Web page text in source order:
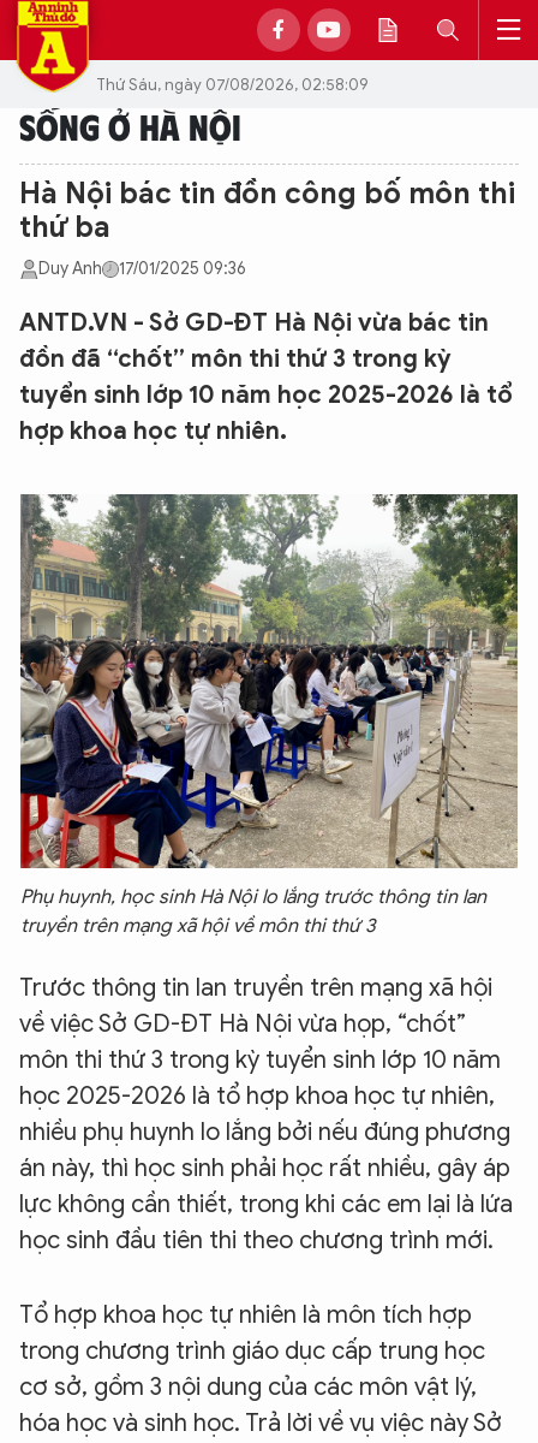
Thứ Sáu, ngày 07/08/2026, 02:58:09
SỐNG Ở HÀ NỘI
Hà Nội bác tin đồn công bố môn thi
thứ ba
Duy Anh 17/01/2025 09:36
ANTD.VN - Sở GD-ĐT Hà Nội vừa bác tin
đồn đã “chốt” môn thi thứ 3 trong kỳ
tuyển sinh lớp 10 năm học 2025-2026 là tổ
hợp khoa học tự nhiên.
Phụ huynh, học sinh Hà Nội lo lắng trước thông tin lan
truyền trên mạng xã hội về môn thi thứ 3
Trước thông tin lan truyền trên mạng xã hội
về việc Sở GD-ĐT Hà Nội vừa họp, “chốt”
môn thi thứ 3 trong kỳ tuyển sinh lớp 10 năm
học 2025-2026 là tổ hợp khoa học tự nhiên,
nhiều phụ huynh lo lắng bởi nếu đúng phương
án này, thì học sinh phải học rất nhiều, gây áp
lực không cần thiết, trong khi các em lại là lứa
học sinh đầu tiên thi theo chương trình mới.
Tổ hợp khoa học tự nhiên là môn tích hợp
trong chương trình giáo dục cấp trung học
cơ sở, gồm 3 nội dung của các môn vật lý,
hóa học và sinh học. Trả lời về vụ việc này Sở